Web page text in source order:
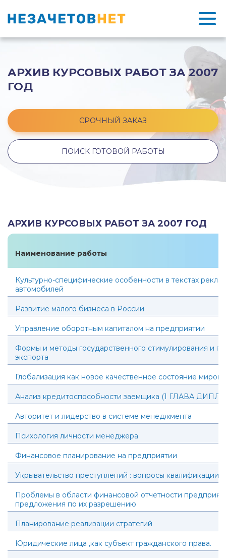
АРХИВ КУРСОВЫХ РАБОТ ЗА 2007
ГОД
СРОЧНЫЙ ЗАКАЗ
ПОИСК ГОТОВОЙ РАБОТЫ
АРХИВ КУРСОВЫХ РАБОТ ЗА 2007 ГОД
Наименование работы
Культурно-специфические особенности в текстах
автомобилей
Развитие малого бизнеса в России
Управление оборотным капиталом на предприятии
Формы и методы государственного стимулирования и
экспорта
Глобализация как новое качественное состояние
Анализ кредитоспособности заемщика (1 ГЛАВА
Авторитет и лидерство в системе менеджмента
Психология личности менеджера
Финансовое планирование на предприятии
Укрывательство преступлений : вопросы квалификации
Проблемы в области финансовой отчетности
предложения по их разрешению
Планирование реализации стратегий
Юридические лица ,как субъект гражданского права.